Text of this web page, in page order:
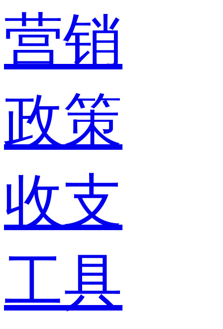
营销
政策
收支
工具